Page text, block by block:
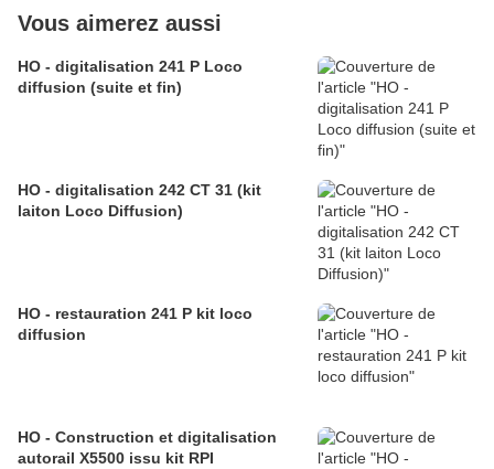
Vous aimerez aussi
HO - digitalisation 241 P Loco
diffusion (suite et fin)
HO - digitalisation 242 CT 31 (kit
laiton Loco Diffusion)
HO - restauration 241 P kit loco
diffusion
HO - Construction et digitalisation
autorail X5500 issu kit RPI